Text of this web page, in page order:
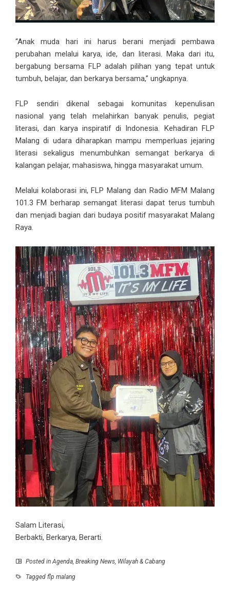
“Anak muda hari ini harus berani menjadi pembawa
perubahan melalui karya, ide, dan literasi. Maka dari itu,
bergabung bersama FLP adalah pilihan yang tepat untuk
tumbuh, belajar, dan berkarya bersama,” ungkapnya.
FLP sendiri dikenal sebagai komunitas kepenulisan
nasional yang telah melahirkan banyak penulis, pegiat
literasi, dan karya inspiratif di Indonesia. Kehadiran FLP
Malang di udara diharapkan mampu memperluas jejaring
literasi sekaligus menumbuhkan semangat berkarya di
kalangan pelajar, mahasiswa, hingga masyarakat umum.
Melalui kolaborasi ini, FLP Malang dan Radio MFM Malang
101.3 FM berharap semangat literasi dapat terus tumbuh
dan menjadi bagian dari budaya positif masyarakat Malang
Raya.
Salam Literasi,
Berbakti, Berkarya, Berarti.
Posted inAgenda, Breaking News, Wilayah & Cabang
Tagged flp malang